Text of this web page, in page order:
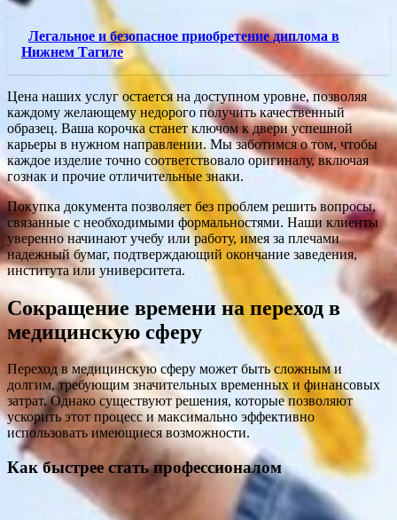
Легальное и безопасное приобретение диплома в
Нижнем Тагиле
Цена наших услуг остается на доступном уровне, позволяя
каждому желающему недорого получить качественный
образец. Ваша корочка станет ключом к двери успешной
карьеры в нужном направлении. Мы заботимся о том, чтобы
каждое изделие точно соответствовало оригиналу, включая
гознак и прочие отличительные знаки.
Покупка документа позволяет без проблем решить вопросы,
связанные с необходимыми формальностями. Наши клиенты
уверенно начинают учебу или работу, имея за плечами
надежный бумаг, подтверждающий окончание заведения,
института или университета.
Сокращение времени на переход в
медицинскую сферу
Переход в медицинскую сферу может быть сложным и
долгим, требующим значительных временных и финансовых
затрат. Однако существуют решения, которые позволяют
ускорить этот процесс и максимально эффективно
использовать имеющиеся возможности.
Как быстрее стать профессионалом